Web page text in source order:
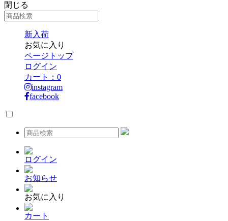
閉じる
新入荷
お気に入り
ページトップ
ログイン
カート： 0
instagram
facebook
ログイン
お知らせ
お気に入り
カート